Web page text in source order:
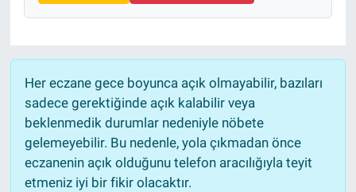
Her eczane gece boyunca açık olmayabilir, bazıları
sadece gerektiğinde açık kalabilir veya
beklenmedik durumlar nedeniyle nöbete
gelemeyebilir. Bu nedenle, yola çıkmadan önce
eczanenin açık olduğunu telefon aracılığıyla teyit
etmeniz iyi bir fikir olacaktır.